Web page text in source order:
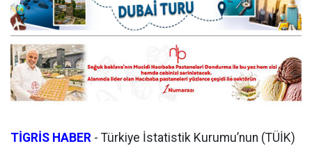
TİGRİS HABER - Türkiye İstatistik Kurumu’nun (TÜİK)